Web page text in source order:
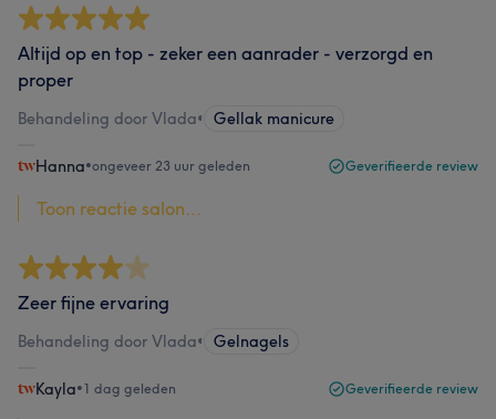
Altijd op en top - zeker een aanrader - verzorgd en
proper
Behandeling door Vlada• Gellak manicure
Hanna•ongeveer 23 uur geleden Geverifieerde review
Toon reactie salon...
Zeer fijne ervaring
Behandeling door Vlada• Gelnagels
Kayla•1 dag geleden Geverifieerde review